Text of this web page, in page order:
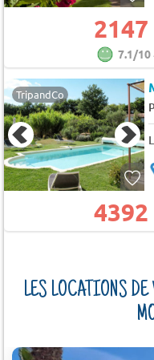
2147
7.1/10
TripandCo
4392
LES LOCATIONS